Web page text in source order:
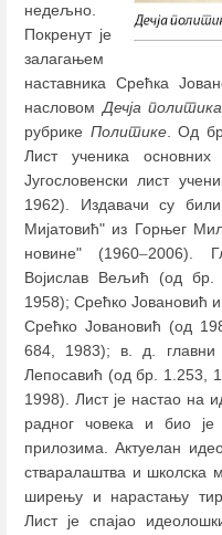
недељно.
Покренут је
залагањем
наставника Срећка
насловомДечја политика
рубрике Политике. Од
Лист ученика
Југословенски лист
1962). Издавачи су
Мијатовић" из Горњег
новине" (1960–2006).
Војислав Вељић (од
1958); Срећко Јовановић
Срећко Јовановић (од
684, 1983); в. д. главни
Лепосавић (од бр. 1.253,
1998). Лист је настао на
радног човека и био
прилозима. Актуелан
стваралаштва и школска
ширењу и нарастању
Лист је спајао